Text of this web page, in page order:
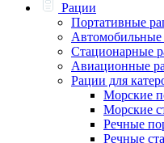
Рации
Портативные
Автомобильные
Стационарные
Авиационные
Рации для
Морские
Морские
Речные
Речные